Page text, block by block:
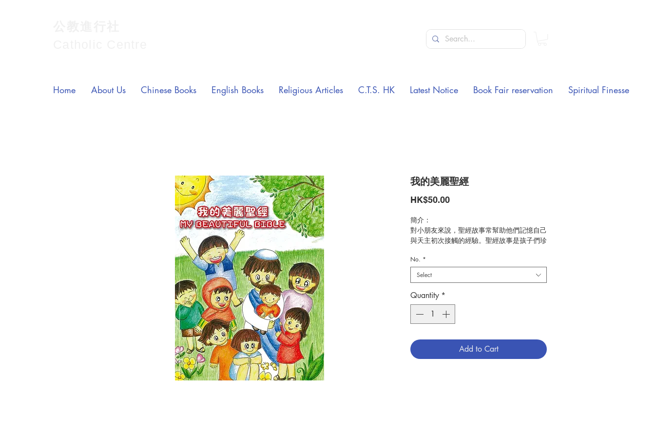
我的美麗聖經
HK$50.00Price
簡介：
對小朋友來說，聖經故事常幫助他們記憶自己
與天主初次接觸的經驗。聖經故事是孩子們珍
深願這本書有助讀者認識天主，敬愛祂；天主
也必會在他們的生命裡，使他們蒙受祝福。
編著:李子忠 (中文) Eng.Text by M.Lee
插圖：歐玉媚
出版：上智文化事業‧香港
頁數：64
分類：兒童宗教
No. *
Select
Quantity *
Add to Cart
Home About Us Chinese Books English Books Religious Articles C.T.S. HK Latest Notice Book Fair reservation Spiritual Finesse